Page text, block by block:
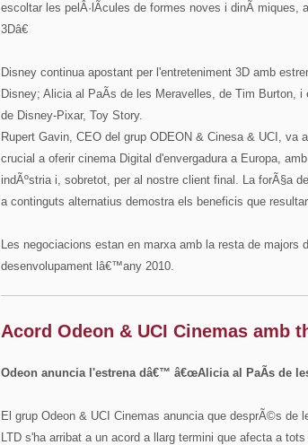
escoltar les pelÂ·lÃ­cules de formes noves i dinÃ miques,
3Dâ€
Disney continua apostant per l'entreteniment 3D amb
Disney; Alicia al PaÃ­s de les Meravelles, de Tim Burton,
de Disney-Pixar, Toy Story.
Rupert Gavin, CEO del grup ODEON & Cinesa & UCI,
crucial a oferir cinema Digital d'envergadura a Europa,
indÃºstria i, sobretot, per al nostre client final. La forÃ§a
a continguts alternatius demostra els beneficis que
Les negociacions estan en marxa amb la resta de majors
desenvolupament lâ€™any 2010.
Acord Odeon & UCI Cinemas amb
Odeon anuncia l'estrena dâ€™ â€œAlicia al PaÃ­s de les
El grup Odeon & UCI Cinemas anuncia que desprÃ©s de
LTD s'ha arribat a un acord a llarg termini que afecta a